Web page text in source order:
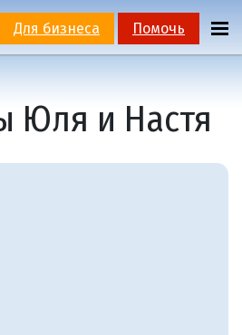
Для бизнеса Помочь
Юля и Настя